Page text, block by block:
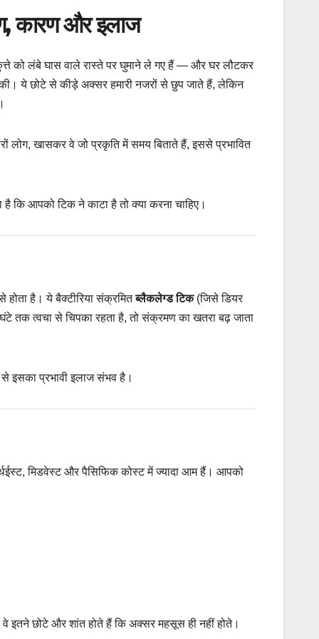
कारण और इलाज
को लंबे घास वाले रास्ते पर घुमाने ले गए हैं — और घर लौटकर
ये छोटे से कीड़े अक्सर हमारी नजरों से छुप जाते हैं, लेकिन
लोग, खासकर वे जो प्रकृति में समय बिताते हैं, इससे प्रभावित
आपको टिक ने काटा है तो क्या करना चाहिए।
होता है। ये बैक्टीरिया संक्रमितब्लैकलेग्ड टिक(जिसे डियर
त्वचा से चिपका रहता है, तो संक्रमण का खतरा बढ़ जाता
इसका प्रभावी इलाज संभव है।
मिडवेस्ट और पैसिफिक कोस्ट में ज्यादा आम हैं। आपको
छोटे और शांत होते हैं कि अक्सर महसूस ही नहीं होते।